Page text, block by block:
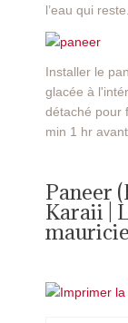
l’eau qui reste.
Installer le
glacée à
détaché pour
min 1 hr avant
Paneer
Karaii |